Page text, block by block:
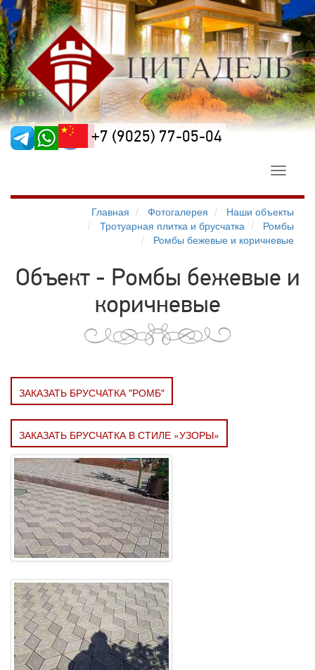
+7 (9025) 77-05-04
Toggle
Главная
Фотогалерея
Наши объекты
Тротуарная плитка и брусчатка
Ромбы
Ромбы бежевые и коричневые
Объект - Ромбы бежевые и
коричневые
ЗАКАЗАТЬ БРУСЧАТКА "РОМБ"
ЗАКАЗАТЬ БРУСЧАТКА В СТИЛЕ «УЗОРЫ»